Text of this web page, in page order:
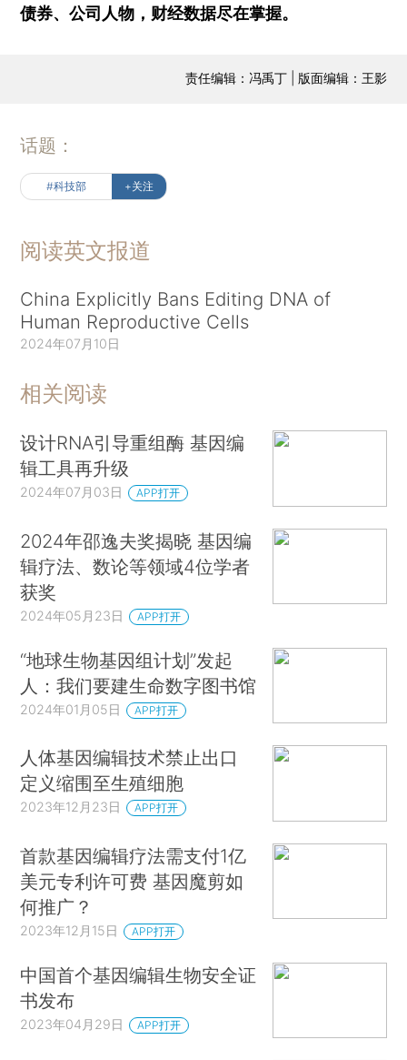
债券、公司人物，财经数据尽在掌握。
责任编辑：冯禹丁 | 版面编辑：王影
话题：
#科技部 +关注
阅读英文报道
China Explicitly Bans Editing DNA of
Human Reproductive Cells
2024年07月10日
相关阅读
设计RNA引导重组酶 基因编
辑工具再升级
2024年07月03日 APP打开
2024年邵逸夫奖揭晓 基因编
辑疗法、数论等领域4位学者
获奖
2024年05月23日 APP打开
“地球生物基因组计划”发起
人：我们要建生命数字图书馆
2024年01月05日 APP打开
人体基因编辑技术禁止出口
定义缩围至生殖细胞
2023年12月23日 APP打开
首款基因编辑疗法需支付1亿
美元专利许可费 基因魔剪如
何推广？
2023年12月15日 APP打开
中国首个基因编辑生物安全证
书发布
2023年04月29日 APP打开